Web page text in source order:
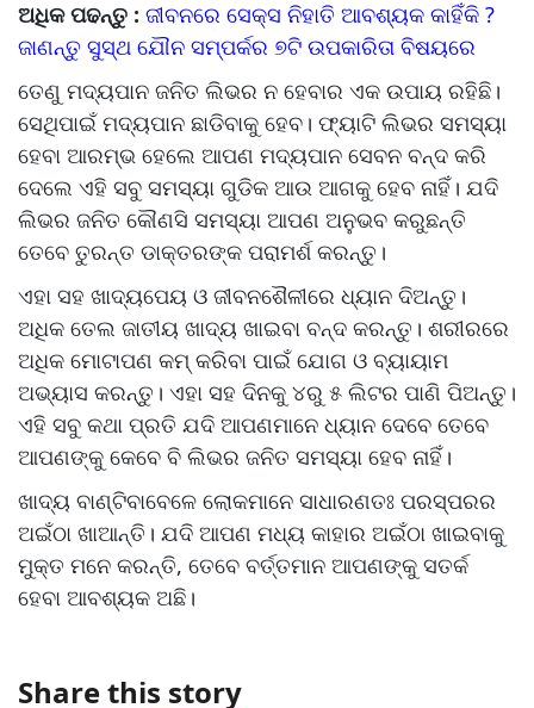
ଅଧିକ ପଢନ୍ତୁ : ଜୀବନରେ ସେକ୍ସ ନିହାତି ଆବଶ୍ୟକ କାହିଁକି ?
ଜାଣନ୍ତୁ ସୁସ୍ଥ ଯୌନ ସମ୍ପର୍କର ୭ଟି ଉପକାରିତା ବିଷୟରେ
ତେଣୁ ମଦ୍ୟପାନ ଜନିତ ଲିଭର ନ ହେବାର ଏକ ଉପାୟ ରହିଛି।
ସେଥିପାଇଁ ମଦ୍ୟପାନ ଛାଡିବାକୁ ହେବ। ଫ୍ୟାଟି ଲିଭର ସମସ୍ୟା
ହେବା ଆରମ୍ଭ ହେଲେ ଆପଣ ମଦ୍ୟପାନ ସେବନ ବନ୍ଦ କରି
ଦେଲେ ଏହି ସବୁ ସମସ୍ୟା ଗୁଡିକ ଆଉ ଆଗକୁ ହେବ ନାହିଁ। ଯଦି
ଲିଭର ଜନିତ କୌଣସି ସମସ୍ୟା ଆପଣ ଅନୁଭବ କରୁଛନ୍ତି
ତେବେ ତୁରନ୍ତ ଡାକ୍ତରଙ୍କ ପରାମର୍ଶ କରନ୍ତୁ।
ଏହା ସହ ଖାଦ୍ୟପେୟ ଓ ଜୀବନଶୈଳୀରେ ଧ୍ୟାନ ଦିଅନ୍ତୁ।
ଅଧିକ ତେଲ ଜାତୀୟ ଖାଦ୍ୟ ଖାଇବା ବନ୍ଦ କରନ୍ତୁ। ଶରୀରରେ
ଅଧିକ ମୋଟାପଣ କମ୍ କରିବା ପାଇଁ ଯୋଗ ଓ ବ୍ୟାୟାମ
ଅଭ୍ୟାସ କରନ୍ତୁ। ଏହା ସହ ଦିନକୁ ୪ରୁ ୫ ଲିଟର ପାଣି ପିଅନ୍ତୁ।
ଏହି ସବୁ କଥା ପ୍ରତି ଯଦି ଆପଣମାନେ ଧ୍ୟାନ ଦେବେ ତେବେ
ଆପଣଙ୍କୁ କେବେ ବି ଲିଭର ଜନିତ ସମସ୍ୟା ହେବ ନାହିଁ।
ଖାଦ୍ୟ ବାଣ୍ଟିବାବେଳେ ଲୋକମାନେ ସାଧାରଣତଃ ପରସ୍ପରର
ଅଇଁଠା ଖାଆନ୍ତି। ଯଦି ଆପଣ ମଧ୍ୟ କାହାର ଅଇଁଠା ଖାଇବାକୁ
ମୁକ୍ତ ମନେ କରନ୍ତି, ତେବେ ବର୍ତ୍ତମାନ ଆପଣଙ୍କୁ ସତର୍କ
ହେବା ଆବଶ୍ୟକ ଅଛି।
Share this story